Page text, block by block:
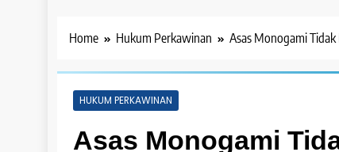
Home Hukum Perkawinan Asas Monogami
HUKUM PERKAWINAN
Asas Monogami